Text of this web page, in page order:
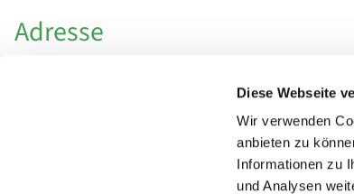
Diese Webseite
Wir verwenden
anbieten zu
Informationen zu
und Analysen
Adresse
Hl. Theresa von Avila Berlin Nordost
Leitender Pfarrer - Norbert Pomplun